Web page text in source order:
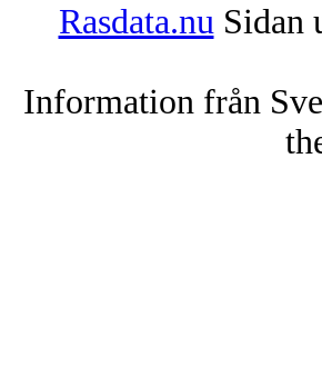
Rasdata.nu Sidan
Information från